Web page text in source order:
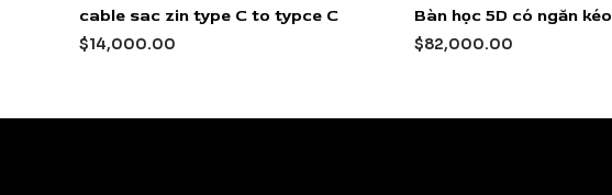
Được
xếp
hạng
0
cable sac zin type C to typce C
$14,000.00
Được
xếp
hạng
0
Bàn học 5D có ngăn kéo
$82,000.00